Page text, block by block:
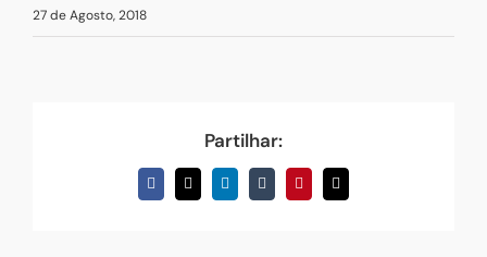
27 de Agosto, 2018
Partilhar:
Facebook
X LinkedInTumblrPinterestEmail
(necessário